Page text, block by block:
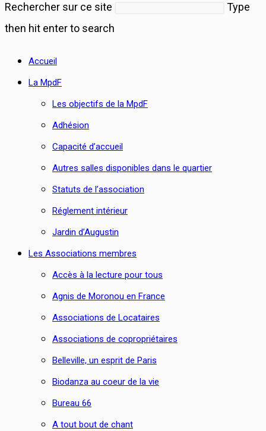
Rechercher sur ce site
Type
then hit enter to search
Accueil
La MpdF
Les objectifs de la MpdF
Adhésion
Capacité d’accueil
Autres salles disponibles dans le quartier
Statuts de l’association
Réglement intérieur
Jardin d’Augustin
Les Associations membres
Accès à la lecture pour tous
Agnis de Moronou en France
Associations de Locataires
Associations de copropriétaires
Belleville, un esprit de Paris
Biodanza au coeur de la vie
Bureau 66
A tout bout de chant